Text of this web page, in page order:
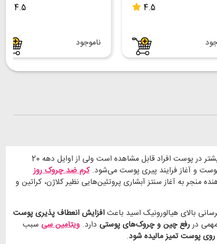
4.5
4.5
ناموجود
روند پیر شدن و چین و چروک پوست یک بخش طبیعی و غیر قابل انکار برای هر فرد است. با وجود اینکه این فرایند از میانسالی به بعد بیشتر در پوست افراد قابل مشاهده است ولی از اوایل دهه 20
و آغاز فرایند پیری پوست می‌شود. کرم ضد چروک روز
منجر به آغاز سنتز آبشاری پروتئین‌هایی نظیر کلاژن، کراتین و
بالای هیالورونیک اسید باعثافزایش انعطاف پذیری پوست
دررفع چین و چروک‌های پوستی دارد. ویتامین سی سبب
پوست تمیز مالیده شود.